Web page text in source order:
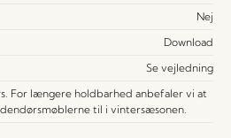
Nej
Download
Se vejledning
For længere holdbarhed anbefaler vi at
til i vintersæsonen.